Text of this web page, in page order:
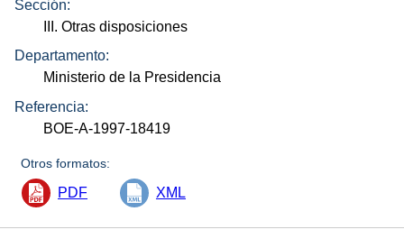
Sección:
III. Otras disposiciones
Departamento:
Ministerio de la Presidencia
Referencia:
BOE-A-1997-18419
Otros formatos:
PDF XML